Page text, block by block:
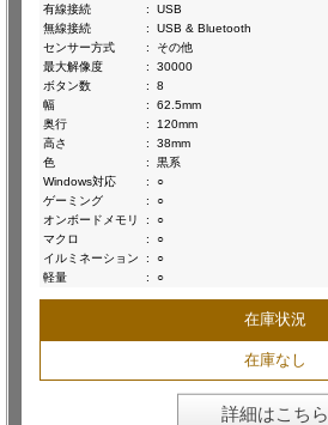
有線接続
:
USB
無線接続
:
USB & Bluetooth
センサー方式
:
その他
最大解像度
:
30000
ボタン数
:
8
幅
:
62.5mm
奥行
:
120mm
高さ
:
38mm
色
:
黒系
Windows対応
:
○
ゲーミング
:
○
オンボードメモリ
:
○
マクロ
:
○
イルミネーション
:
○
軽量
: ○
在庫状況
在庫なし
詳細はこちら